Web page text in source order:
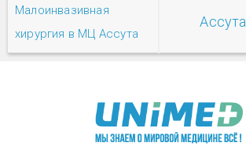
Малоинвазивная
хирургия в МЦ Ассута
Ассута